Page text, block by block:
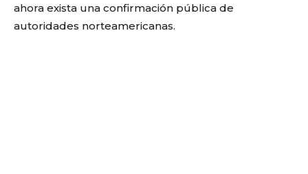
ahora exista una confirmación pública de
autoridades norteamericanas.